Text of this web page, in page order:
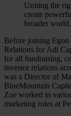
Uniting the
create
broader world.
Before joining Egon
Relations for Adi
for all fundraising,
investor relations
was a Director of
BlueMountain
Zoe worked in
marketing roles at